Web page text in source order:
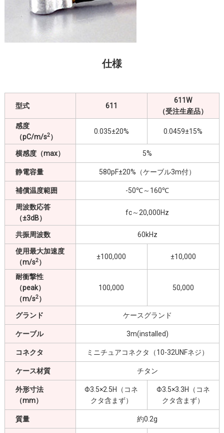
仕様
型式 611
611W
（受注生産品）
感度
（pC/m/s2）
0.035±20% 0.0459±15%
横感度（max） 5%
静電容量 580pF±20%（ケーブル3m付）
補償温度範囲 -50℃～160℃
周波数応答
（±3dB）
fc～20,000Hz
共振周波数 60kHz
使用最大加速度
（m/s2）
±100,000 ±10,000
耐衝撃性
（peak）
（m/s2）
100,000 50,000
グランド ケースグランド
ケーブル 3m(installed)
コネクタ ミニチュアコネクタ（10-32UNFネジ）
ケース材質 チタン
外形寸法
（mm）
Φ3.5×2.5H（コネ
クタ含まず）
Φ3.5×3.3H（コネ
クタ含まず）
質量 約0.2g